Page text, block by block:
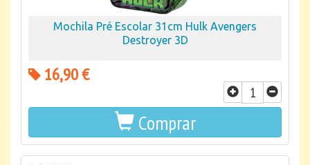
Mochila Pré Escolar 31cm Hulk Avengers
Destroyer 3D
16,90 €
Comprar